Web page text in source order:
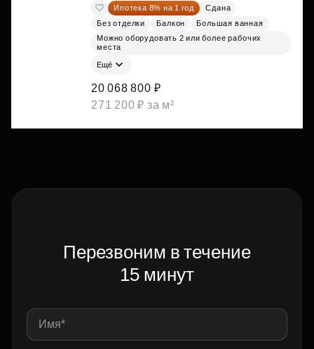
Ипотека 8% на 1 год
Сдана
Без отделки
Балкон
Большая ванная
Можно оборудовать 2 или более рабочих
места
Ещё
20 068 800 ₽
271 200 ₽ за м²
Перезвоним в течение
15 минут